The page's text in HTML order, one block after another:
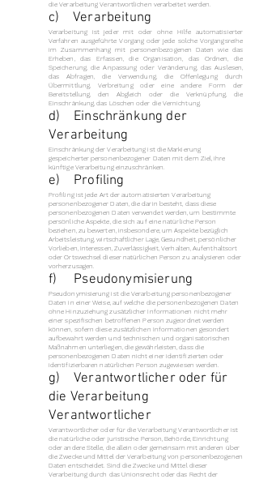
die Verarbeitung Verantwortlichen verarbeitet werden.
c) Verarbeitung
Verarbeitung ist jeder mit oder ohne Hilfe automatisierter
Verfahren ausgeführte Vorgang oder jede solche Vorgangsreihe
im Zusammenhang mit personenbezogenen Daten wie das
Erheben, das Erfassen, die Organisation, das Ordnen, die
Speicherung, die Anpassung oder Veränderung, das Auslesen,
das Abfragen, die Verwendung, die Offenlegung durch
Übermittlung, Verbreitung oder eine andere Form der
Bereitstellung, den Abgleich oder die Verknüpfung, die
Einschränkung, das Löschen oder die Vernichtung.
d) Einschränkung der
Verarbeitung
Einschränkung der Verarbeitung ist die Markierung
gespeicherter personenbezogener Daten mit dem Ziel, ihre
künftige Verarbeitung einzuschränken.
e) Profiling
Profiling ist jede Art der automatisierten Verarbeitung
personenbezogener Daten, die darin besteht, dass diese
personenbezogenen Daten verwendet werden, um bestimmte
persönliche Aspekte, die sich auf eine natürliche Person
beziehen, zu bewerten, insbesondere, um Aspekte bezüglich
Arbeitsleistung, wirtschaftlicher Lage, Gesundheit, persönlicher
Vorlieben, Interessen, Zuverlässigkeit, Verhalten, Aufenthaltsort
oder Ortswechsel dieser natürlichen Person zu analysieren oder
vorherzusagen.
f) Pseudonymisierung
Pseudonymisierung ist die Verarbeitung personenbezogener
Daten in einer Weise, auf welche die personenbezogenen Daten
ohne Hinzuziehung zusätzlicher Informationen nicht mehr
einer spezifischen betroffenen Person zugeordnet werden
können, sofern diese zusätzlichen Informationen gesondert
aufbewahrt werden und technischen und organisatorischen
Maßnahmen unterliegen, die gewährleisten, dass die
personenbezogenen Daten nicht einer identifizierten oder
identifizierbaren natürlichen Person zugewiesen werden.
g) Verantwortlicher oder für
die Verarbeitung
Verantwortlicher
Verantwortlicher oder für die Verarbeitung Verantwortlicher ist
die natürliche oder juristische Person, Behörde, Einrichtung
oder andere Stelle, die allein oder gemeinsam mit anderen über
die Zwecke und Mittel der Verarbeitung von personenbezogenen
Daten entscheidet. Sind die Zwecke und Mittel dieser
Verarbeitung durch das Unionsrecht oder das Recht der